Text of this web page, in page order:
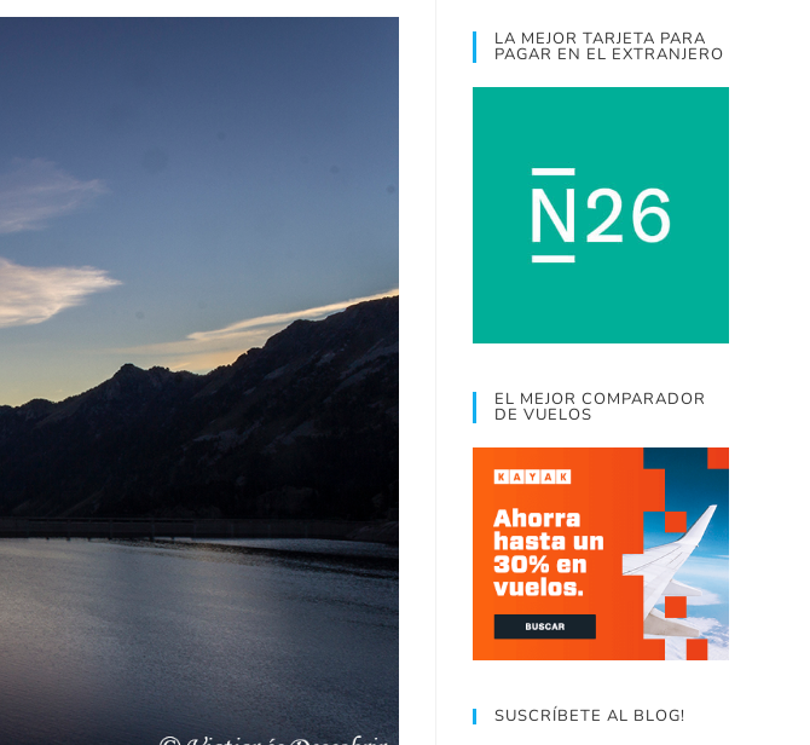
LA MEJOR TARJETA PARA
PAGAR EN EL EXTRANJERO
EL MEJOR COMPARADOR
DE VUELOS
SUSCRÍBETE AL BLOG!